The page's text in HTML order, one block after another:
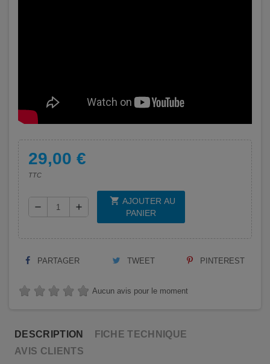
29,00 €
TTC
remove add
shopping_cart AJOUTER AU
PANIER
PARTAGER TWEET PINTEREST
Aucun avis pour le moment
DESCRIPTION
FICHE TECHNIQUE
AVIS CLIENTS